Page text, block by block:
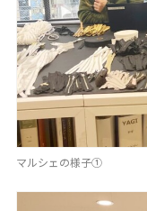
マルシェの様子①